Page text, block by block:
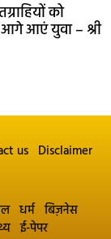
को
आएं युवा – श्री
us Disclaimer
धर्म बिज़नेस
ई-पेपर